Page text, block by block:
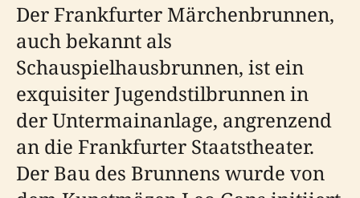
Der Frankfurter Märchenbrunnen,
auch bekannt als
Schauspielhausbrunnen, ist ein
exquisiter Jugendstilbrunnen in
der Untermainanlage, angrenzend
an die Frankfurter Staatstheater.
Der Bau des Brunnens wurde von